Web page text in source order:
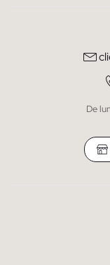
He leído y
* Puedes
De